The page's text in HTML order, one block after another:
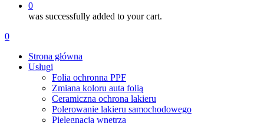
0
was successfully added to your cart.
Menu
account
0
Strona główna
Usługi
Folia ochronna PPF
Zmiana koloru auta folią
Ceramiczna ochrona lakieru
Polerowanie lakieru samochodowego
Pielęgnacja wnętrza